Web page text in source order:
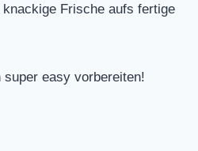
Frische aufs fertige
easy vorbereiten!